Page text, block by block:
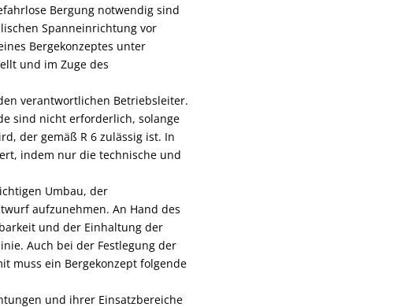
Bergung notwendig sind
Spanneinrichtung vor
Bergekonzeptes unter
und im Zuge des
verantwortlichen Betriebsleiter.
sind nicht erforderlich, solange
der gemäß R 6 zulässig ist. In
indem nur die technische und
Umbau, der
aufzunehmen. An Hand des
und der Einhaltung der
Auch bei der Festlegung der
muss ein Bergekonzept folgende
und ihrer Einsatzbereiche